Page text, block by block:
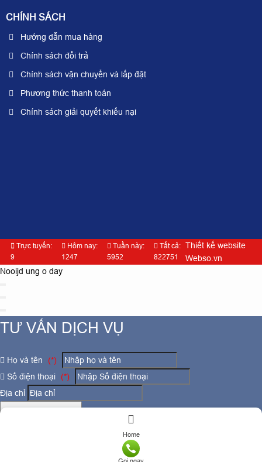
CHÍNH SÁCH
Hướng dẫn mua hàng
Chính sách đổi trả
Chính sách vận chuyển và lắp đặt
Phương thức thanh toán
Chính sách giải quyết khiếu nại
Trực tuyến:
9
Hôm nay:
1247
Tuần này:
5952
Tất cả:
822751
Thiết kế website
Webso.vn
Home
Nooijd ung o day
TƯ VẤN DỊCH VỤ
Họ và tên
(*)
Số điện thoại
(*)
Địa chỉ
TƯ VẤN DỊCH VỤ